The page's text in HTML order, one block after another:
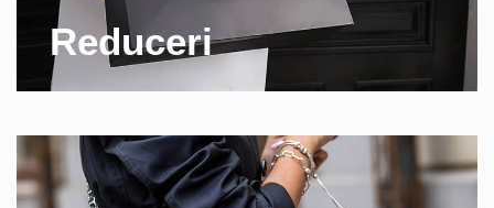
Reduceri